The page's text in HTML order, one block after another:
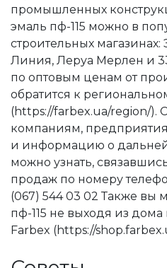
промышленных
эмаль пф-115 можно в
строительных
Линия, Леруа Мерлен и
по оптовым ценам от
обратится к
(https://farbex.ua/region/).
компаниям,
и информацию о
можно узнать,
продаж по номеру
(067) 544 03 02 Также вы
пф-115 не выходя из дома
Farbex (https://